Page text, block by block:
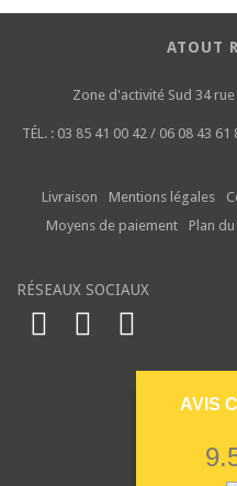
ATOUT
Zone d'activité Sud 34
TÉL. : 03 85 41 00 42 / 06 08 43 61
Livraison Mentions légales
Moyens de paiement
Plan
RÉSEAUX SOCIAUX
AVIS